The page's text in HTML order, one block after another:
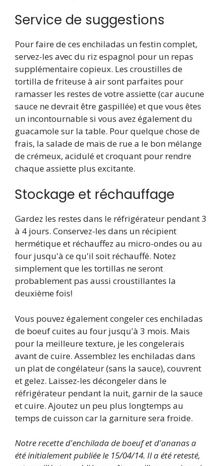
Service de suggestions
Pour faire de ces enchiladas un festin complet,
servez-les avec du riz espagnol pour un repas
supplémentaire copieux. Les croustilles de
tortilla de friteuse à air sont parfaites pour
ramasser les restes de votre assiette (car aucune
sauce ne devrait être gaspillée) et que vous êtes
un incontournable si vous avez également du
guacamole sur la table. Pour quelque chose de
frais, la salade de maïs de rue a le bon mélange
de crémeux, acidulé et croquant pour rendre
chaque assiette plus excitante.
Stockage et réchauffage
Gardez les restes dans le réfrigérateur pendant 3
à 4 jours. Conservez-les dans un récipient
hermétique et réchauffez au micro-ondes ou au
four jusqu'à ce qu'il soit réchauffé. Notez
simplement que les tortillas ne seront
probablement pas aussi croustillantes la
deuxième fois!
Vous pouvez également congeler ces enchiladas
de boeuf cuites au four jusqu'à 3 mois. Mais
pour la meilleure texture, je les congelerais
avant de cuire. Assemblez les enchiladas dans
un plat de congélateur (sans la sauce), couvrent
et gelez. Laissez-les décongeler dans le
réfrigérateur pendant la nuit, garnir de la sauce
et cuire. Ajoutez un peu plus longtemps au
temps de cuisson car la garniture sera froide.
Notre recette d'enchilada de boeuf et d'ananas a
été initialement publiée le 15/04/14. Il a été retesté,